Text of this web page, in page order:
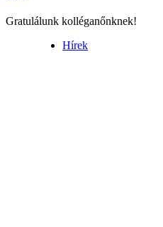
Gratulálunk kolléganőnknek!
Hírek